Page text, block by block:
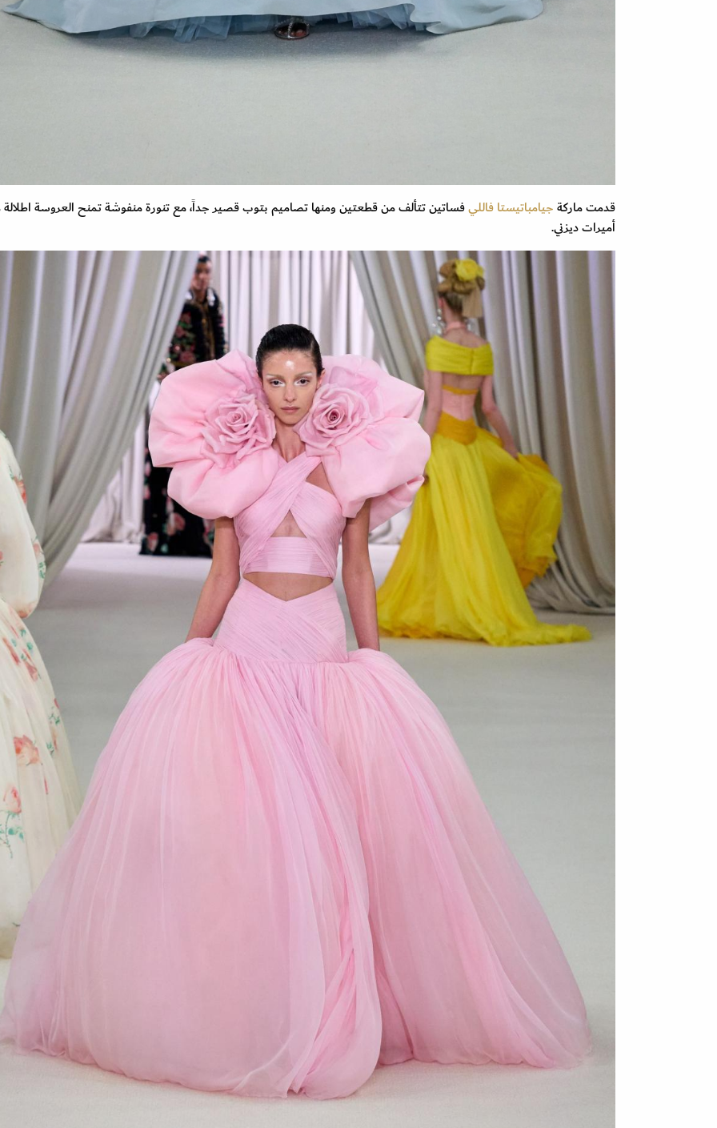
قدمت ماركةجيامباتيستا فالليفساتين تتألف من قطعتين ومنها تصاميم بتوب قصير جداً، مع تنورة منفوشة تمنح العروسة
أميرات ديزني.